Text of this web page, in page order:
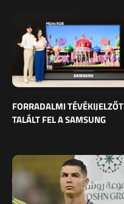
FORRADALMI TÉVÉKIJELZŐT
TALÁLT FEL A SAMSUNG